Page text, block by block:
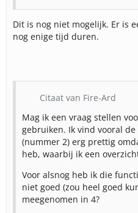
Dit is nog niet mogelijk. Er is
nog enige tijd duren.
Citaat van Fire-Ard
Mag ik een vraag stellen
gebruiken. Ik vind vooral
(nummer 2) erg prettig
heb, waarbij ik een
Voor alsnog heb ik die
niet goed (zou heel goed
meegenomen in 4?